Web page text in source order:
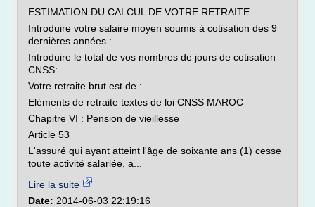
ESTIMATION DU CALCUL DE VOTRE RETRAITE :
Introduire votre salaire moyen soumis à cotisation des 9
dernières années :
Introduire le total de vos nombres de jours de cotisation
CNSS:
Votre retraite brut est de :
Eléments de retraite textes de loi CNSS MAROC
Chapitre VI : Pension de vieillesse
Article 53
L'assuré qui ayant atteint l'âge de soixante ans (1) cesse
toute activité salariée, a...
Lire la suite
Date: 2014-06-03 22:19:16